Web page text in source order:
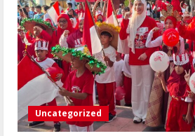
Uncategorized